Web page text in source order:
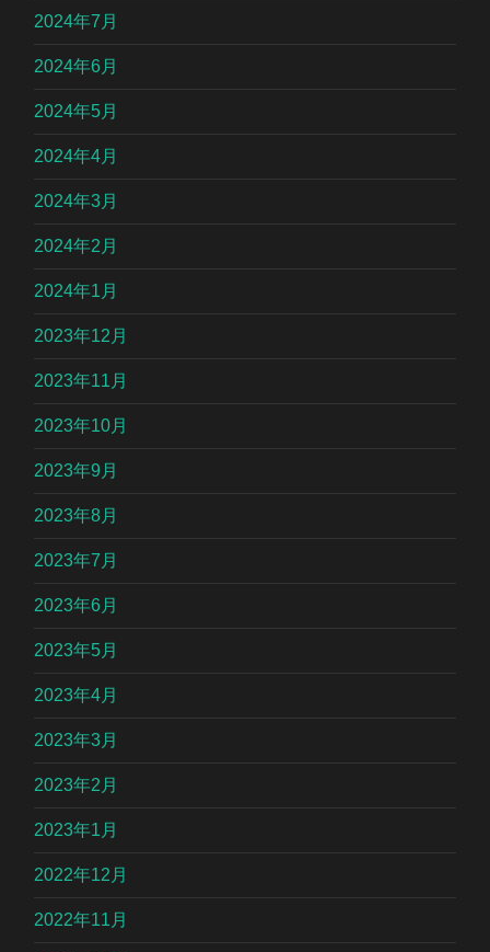
2024年7月
2024年6月
2024年5月
2024年4月
2024年3月
2024年2月
2024年1月
2023年12月
2023年11月
2023年10月
2023年9月
2023年8月
2023年7月
2023年6月
2023年5月
2023年4月
2023年3月
2023年2月
2023年1月
2022年12月
2022年11月